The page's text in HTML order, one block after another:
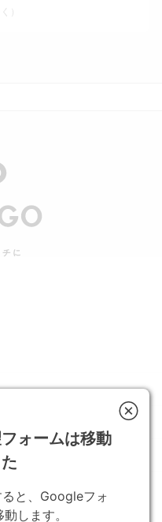
）
ォームは移動
と、Googleフォ
します。